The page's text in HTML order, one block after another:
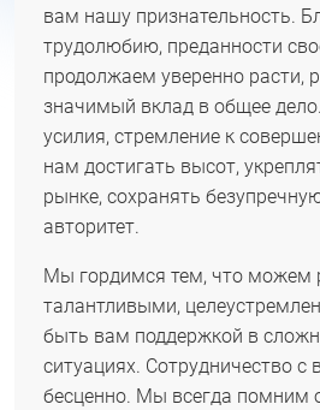
вам нашу признательность.
трудолюбию, преданности
продолжаем уверенно расти,
значимый вклад в общее
усилия, стремление к
нам достигать высот,
рынке, сохранять
авторитет.
Мы гордимся тем, что можем
талантливыми,
быть вам поддержкой в
ситуациях. Сотрудничество с
бесценно. Мы всегда помним